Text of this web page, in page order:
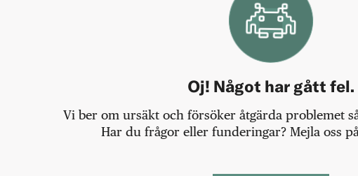
Oj! Något har gått fel.
Vi ber om ursäkt och försöker åtgärda problemet
Har du frågor eller funderingar? Mejla oss